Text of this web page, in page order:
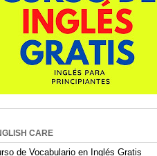
the
CARE
de Vocabulario en Inglés Gratis